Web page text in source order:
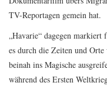
TV-Reportagen gemein hat.
„Havarie“ dagegen markiert
es durch die Zeiten und
beinah ins Magische
während des Ersten